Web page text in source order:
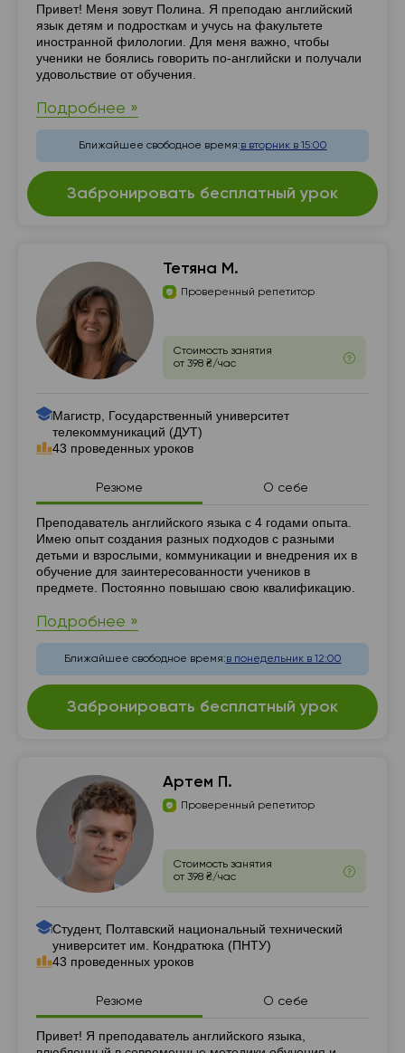
Резюме
Привет! Меня зовут Полина. Я преподаю английский
язык детям и подросткам и учусь на факультете
иностранной филологии. Для меня важно, чтобы
ученики не боялись говорить по-английски и получали
удовольствие от обучения.
Подробнее »
Ближайшее свободное время:в вторник в 15:00
Забронировать бесплатный урок
Тетяна М.
Проверенный репетитор
Стоимость занятия
от 398 ₴/час
Магистр, Государственный университет
телекоммуникаций (ДУТ)
43 проведенных уроков
Резюме О себе
Резюме
Преподаватель английского языка с 4 годами опыта.
Имею опыт создания разных подходов с разными
детьми и взрослыми, коммуникации и внедрения их в
обучение для заинтересованности учеников в
предмете. Постоянно повышаю свою квалификацию.
Подробнее »
Ближайшее свободное время:в понедельник в 12:00
Забронировать бесплатный урок
Артем П.
Проверенный репетитор
Стоимость занятия
от 398 ₴/час
Студент, Полтавский национальный технический
университет им. Кондратюка (ПНТУ)
43 проведенных уроков
Резюме О себе
Резюме
Привет! Я преподаватель английского языка,